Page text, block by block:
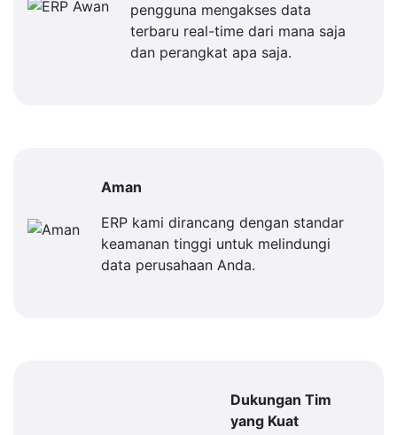
pengguna mengakses data
terbaru real-time dari mana saja
dan perangkat apa saja.
Aman
ERP kami dirancang dengan standar
keamanan tinggi untuk melindungi
data perusahaan Anda.
Dukungan Tim
yang Kuat